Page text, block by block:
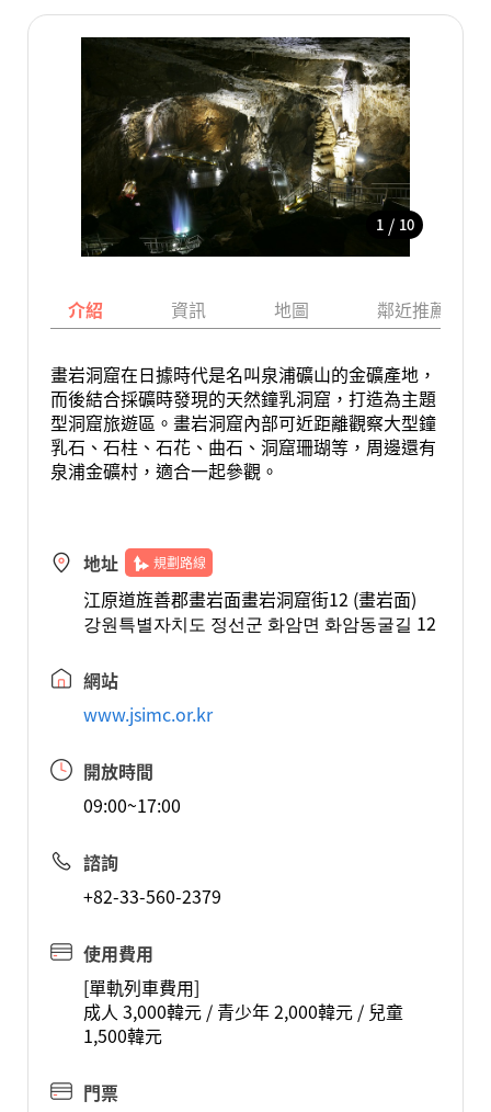
1 / 10
介紹 資訊 地圖 鄰近推薦景點
畫岩洞窟在日據時代是名叫泉浦礦山的金礦產地，
而後結合採礦時發現的天然鐘乳洞窟，打造為主題
型洞窟旅遊區。畫岩洞窟內部可近距離觀察大型鐘
乳石、石柱、石花、曲石、洞窟珊瑚等，周邊還有
泉浦金礦村，適合一起參觀。
地址 規劃路線
江原道旌善郡畫岩面畫岩洞窟街12 (畫岩面)
강원특별자치도 정선군 화암면 화암동굴길 12
網站
www.jsimc.or.kr
開放時間
09:00~17:00
諮詢
+82-33-560-2379
使用費用
[單軌列車費用]
成人 3,000韓元 / 青少年 2,000韓元 / 兒童
1,500韓元
門票